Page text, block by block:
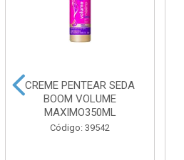
CREME PENTEAR SEDA
BOOM VOLUME
MAXIMO350ML
Código: 39542